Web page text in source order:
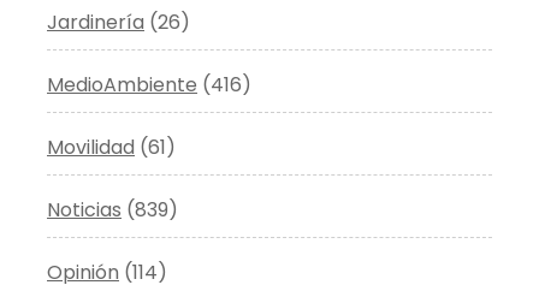
Jardinería (26)
MedioAmbiente (416)
Movilidad (61)
Noticias (839)
Opinión (114)